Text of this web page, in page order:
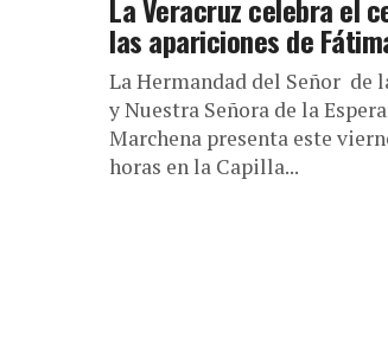
La Veracruz celebra el
las apariciones de
La Hermandad del Señor de
y Nuestra Señora de la
Marchena presenta este
horas en la Capilla...